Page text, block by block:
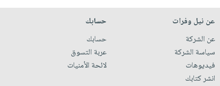
عن نيل وفرات
عن الشركة
سياسة الشركة
فيديوهات
انشر كتابك
حسابك
حسابك
عربة التسوق
لائحة الأمنيات